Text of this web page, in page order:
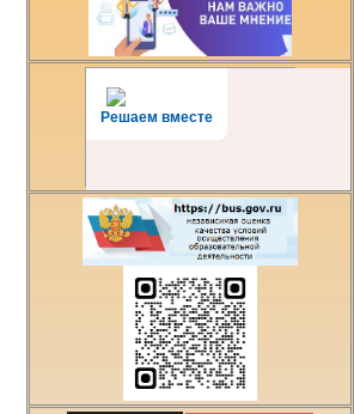
Решаем вместе